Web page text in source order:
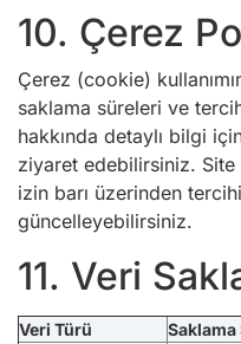
10. Çerez
Çerez (cookie)
saklama süreleri ve
hakkında detaylı bilgi
ziyaret edebilirsiniz.
izin barı üzerinden
güncelleyebilirsiniz.
11. Veri
Veri Türü
Saklama